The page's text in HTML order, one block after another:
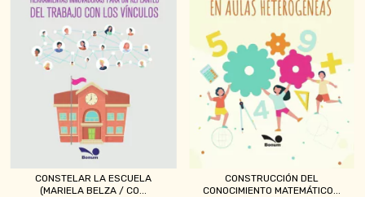
CONSTELAR LA ESCUELA
(MARIELA BELZA / CO...
CONSTRUCCIÓN DEL
CONOCIMIENTO MATEMÁTICO...